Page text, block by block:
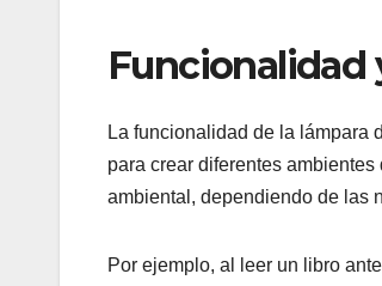
Funcionalidad
La funcionalidad de la lámpara
para crear diferentes
ambiental, dependiendo de las
Por ejemplo, al leer un libro